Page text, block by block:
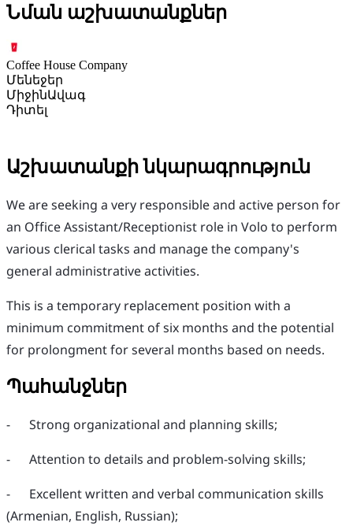
Նման աշխատանքներ
Coffee House Company
Մենեջեր
ՄիջինԱվագ
Դիտել
Աշխատանքի նկարագրություն
We are seeking a very responsible and active person for
an Office Assistant/Receptionist role in Volo to perform
various clerical tasks and manage the company's
general administrative activities.
This is a temporary replacement position with a
minimum commitment of six months and the potential
for prolongment for several months based on needs.
Պահանջներ
- Strong organizational and planning skills;
- Attention to details and problem-solving skills;
- Excellent written and verbal communication skills
(Armenian, English, Russian);